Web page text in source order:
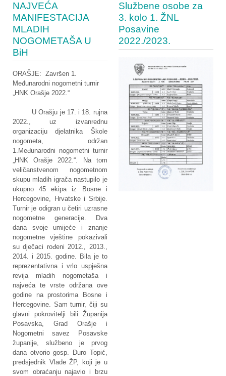
NAJVEĆA
MANIFESTACIJA
MLADIH
NOGOMETAŠA U
BiH
ORAŠJE: Završen 1.
Međunarodni nogometni turnir
„HNK Orašje 2022.“
U Orašju je 17. i 18. rujna
2022., uz izvanrednu
organizaciju djelatnika Škole
nogometa, održan
1.Međunarodni nogometni turnir
„HNK Orašje 2022.“. Na tom
veličanstvenom nogometnom
skupu mladih igrača nastupilo je
ukupno 45 ekipa iz Bosne i
Hercegovine, Hrvatske i Srbije.
Turnir je odigran u četiri uzrasne
nogometne generacije. Dva
dana svoje umijeće i znanje
nogometne vještine pokazivali
su dječaci rođeni 2012., 2013.,
2014. i 2015. godine. Bila je to
reprezentativna i vrlo uspješna
revija mladih nogometaša i
najveća te vrste održana ove
godine na prostorima Bosne i
Hercegovine. Sam turnir, čiji su
glavni pokrovitelji bili Županija
Posavska, Grad Orašje i
Nogometni savez Posavske
županije, službeno je prvog
dana otvorio gosp. Đuro Topić,
predsjednik Vlade ŽP, koji je u
svom obraćanju najavio i brzu
Službene osobe za
3. kolo 1. ŽNL
Posavine
2022./2023.